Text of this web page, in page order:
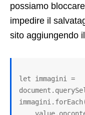
possiamo
impedire il
sito aggiungendo
let immagini =